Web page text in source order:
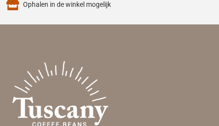
Ophalen in de winkel mogelijk